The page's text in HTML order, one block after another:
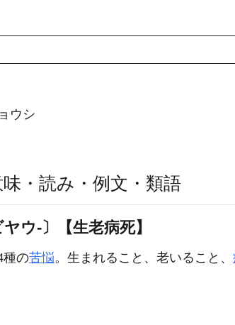
ウシ
・読み・例文・類語
ウ‐〕【生老病死】
種の苦悩。生まれること、老いること、